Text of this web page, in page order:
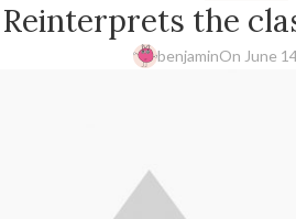
Reinterprets the
benjaminOn June